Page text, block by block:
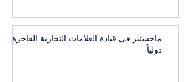
ماجستير في قيادة العلامات التجارية الفاخرة
دولياً